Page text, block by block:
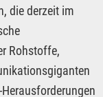
die derzeit im
Rohstoffe,